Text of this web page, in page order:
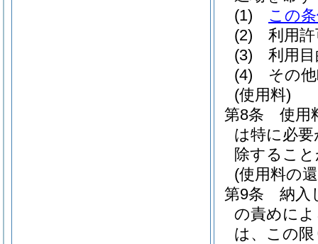
(1)
この
(2)
利用
(3)
利用
(4)
その
(使用料)
第8条
使用
は特に必
除するこ
(使用料の
第9条
納入
の責めに
は、この